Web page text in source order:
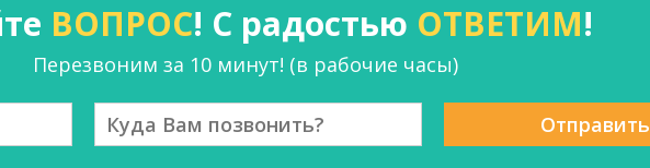
ВОПРОС! С радостью ОТВЕТИМ!
Перезвоним за 10 минут! (в рабочие часы)
Отправить